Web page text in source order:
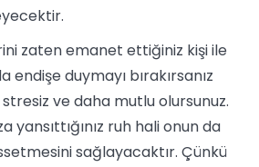
zaten emanet ettiğiniz kişi ile
endişe duymayı bırakırsanız
ve daha mutlu olursunuz.
yansıttığınız ruh hali onun da
sağlayacaktır. Çünkü